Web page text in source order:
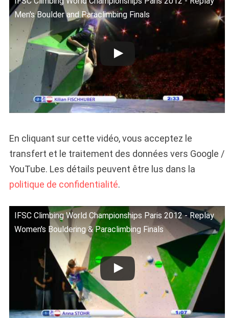
Men's Boulder and Paraclimbing Finals
En cliquant sur cette vidéo, vous acceptez le
transfert et le traitement des données vers Google /
YouTube. Les détails peuvent être lus dans la
politique de confidentialité.
IFSC Climbing World Championships Paris 2012 - Replay
Women's Bouldering & Paraclimbing Finals